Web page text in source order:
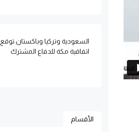
السعودية وتركيا وباكستان توقع
اتفاقية مكة للدفاع المشترك
الأقسام